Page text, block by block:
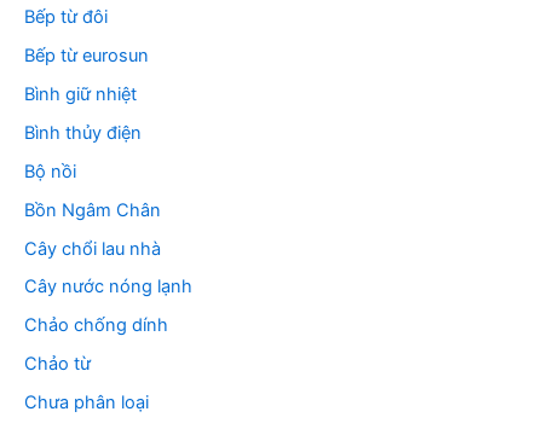
Bếp từ đôi
Bếp từ eurosun
Bình giữ nhiệt
Bình thủy điện
Bộ nồi
Bồn Ngâm Chân
Cây chổi lau nhà
Cây nước nóng lạnh
Chảo chống dính
Chảo từ
Chưa phân loại